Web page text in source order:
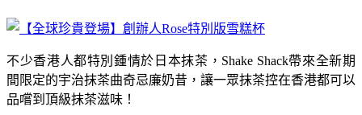
不少香港人都特別鍾情於日本抹茶，Shake Shack帶來全新期
間限定的宇治抹茶曲奇忌廉奶昔，讓一眾抹茶控在香港都可以
品嚐到頂級抹茶滋味！